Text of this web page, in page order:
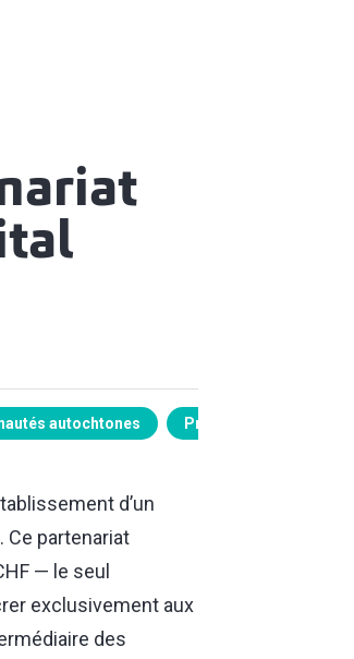
autochtones Professionnels de santé
d’un
Ce partenariat
— le seul
exclusivement aux
des